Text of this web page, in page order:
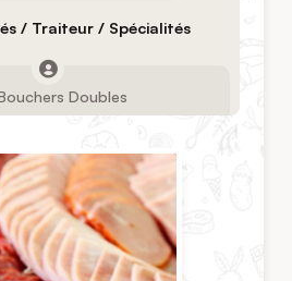
/ Traiteur / Spécialités
Doubles